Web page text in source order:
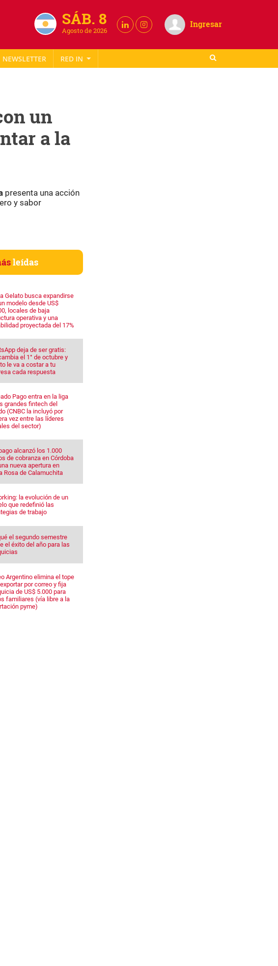
SÁB. 8
Agosto de 2026
Ingresar
NEWSLETTER RED IN
un
a la
presenta una acción
y sabor
leídas
Gelato busca expandirse
modelo desde US$
locales de baja
operativa y una
proyectada del 17%
deja de ser gratis:
el 1° de octubre y
le va a costar a tu
cada respuesta
Pago entra en la liga
grandes fintech del
(CNBC la incluyó por
vez entre las líderes
del sector)
alcanzó los 1.000
de cobranza en Córdoba
nueva apertura en
Rosa de Calamuchita
la evolución de un
que redefinió las
de trabajo
el segundo semestre
el éxito del año para las
Argentino elimina el tope
por correo y fija
de US$ 5.000 para
familiares (vía libre a la
pyme)